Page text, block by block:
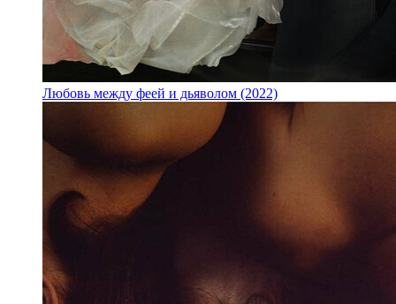
Любовь между феей и дьяволом (2022)